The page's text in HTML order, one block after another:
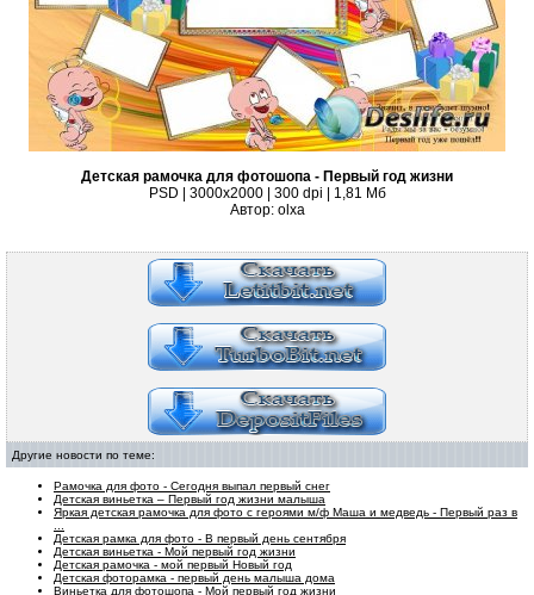
Детская рамочка для фотошопа - Первый год жизни
PSD | 3000x2000 | 300 dpi | 1,81 Mб
Автор: olxa
Другие новости по теме:
Рамочка для фото - Сегодня выпал первый снег
Детская виньетка – Первый год жизни малыша
Яркая детская рамочка для фото с героями м/ф Маша и медведь - Первый раз в
Детская рамка для фото - В первый день сентября
Детская виньетка - Мой первый год жизни
Детская рамочка - мой первый Новый год
Детская фоторамка - первый день малыша дома
Виньетка для фотошопа - Мой первый год жизни